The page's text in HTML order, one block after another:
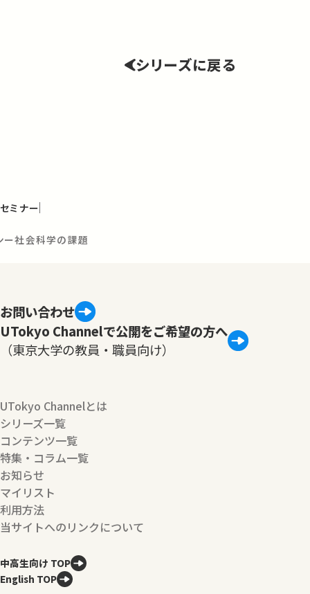
シリーズに戻る
ミナー
ー社会科学の課題
お問い合わせ
UTokyo Channelで公開をご希望の方へ
（東京大学の教員・職員向け）
UTokyo Channelとは
シリーズ一覧
コンテンツ一覧
特集・コラム一覧
お知らせ
マイリスト
利用方法
当サイトへのリンクについて
中高生向け TOP
English TOP